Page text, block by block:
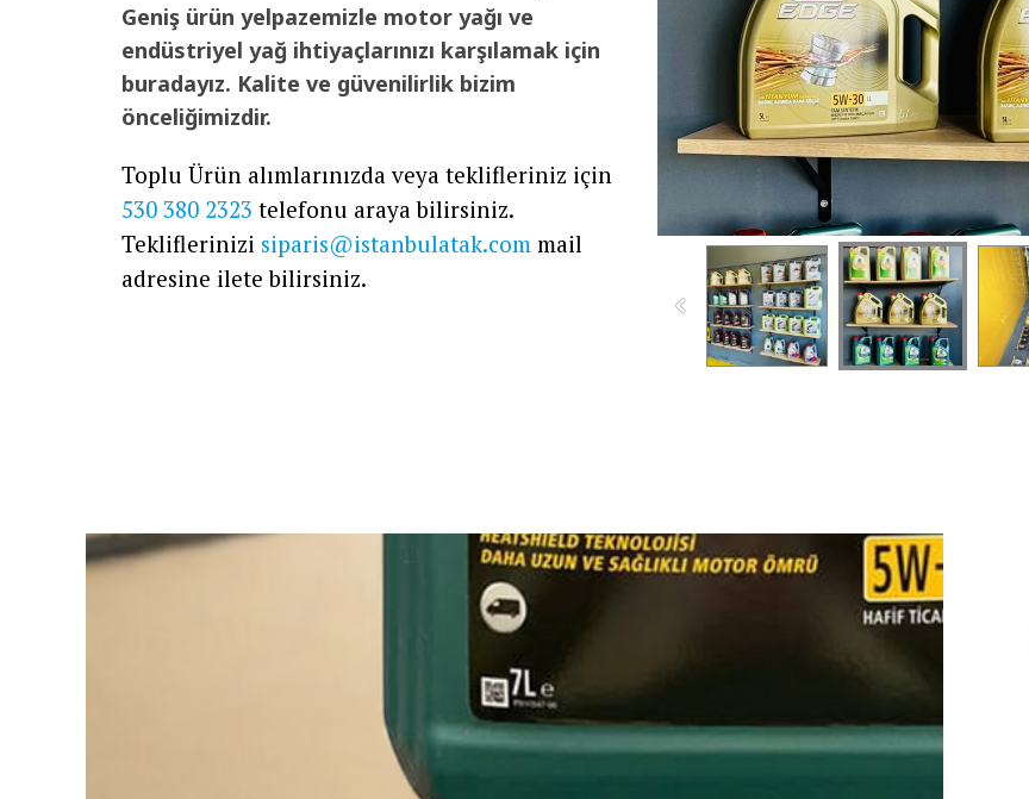
Geniş ürün yelpazemizle motor yağı ve
endüstriyel yağ ihtiyaçlarınızı karşılamak için
buradayız. Kalite ve güvenilirlik bizim
önceliğimizdir.
Toplu Ürün alımlarınızda veya teklifleriniz için
530 380 2323 telefonu araya bilirsiniz.
Tekliflerinizi siparis@istanbulatak.com mail
adresine ilete bilirsiniz.